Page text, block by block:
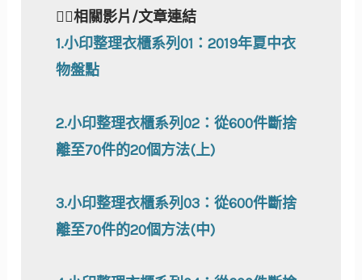
🙋‍♀️相關影片/文章連結
1.小印整理衣櫃系列01：2019年夏中衣
物盤點
2.小印整理衣櫃系列02：從600件斷捨
離至70件的20個方法(上)
3.小印整理衣櫃系列03：從600件斷捨
離至70件的20個方法(中)